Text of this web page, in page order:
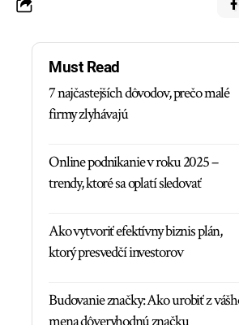
Must Read
7 najčastejších dôvodov, prečo malé
firmy zlyhávajú
Online podnikanie v roku 2025 –
trendy, ktoré sa oplatí sledovať
Ako vytvoriť efektívny biznis plán,
ktorý presvedčí investorov
Budovanie značky: Ako urobiť z